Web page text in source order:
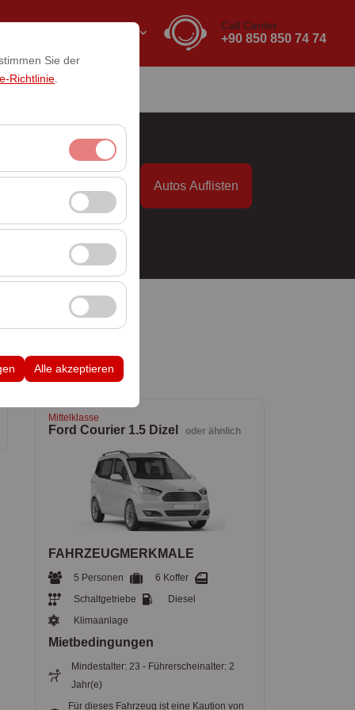
Sie der
Richtlinie
meistbesuchte
und die
anzuzeigen
Alle akzeptieren
Call Center
+90 850 850 74 74
Autos Auflisten
Mittelklasse
Ford Courier 1.5 Dizel oder ähnlich
FAHRZEUGMERKMALE
5 Personen
6 Koffer
Schaltgetriebe
Diesel
Klimaanlage
Mietbedingungen
Mindestalter: 23 - Führerscheinalter: 2
Jahr(e)
Für dieses Fahrzeug ist eine Kaution von